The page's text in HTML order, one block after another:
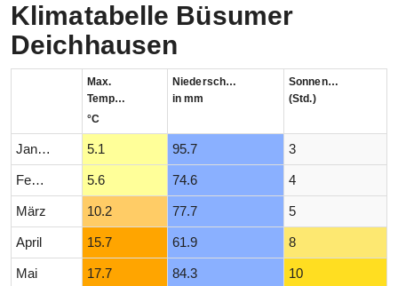
Klimatabelle Büsumer
Deichhausen
Max.
Temperatur
°C
Niederschlag
in mm
Sonnenstunden
(Std.)
Januar 5.1 95.7 3
Februar 5.6 74.6 4
März 10.2 77.7 5
April 15.7 61.9 8
Mai 17.7 84.3 10